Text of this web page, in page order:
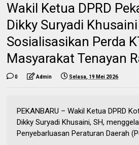
Wakil Ketua DPRD
Dikky Suryadi Khusaini
Sosialisasikan Perda
Masyarakat Tenayan
0 Admin Selasa, 19 Mei 2026
PEKANBARU – Wakil Ketua DPRD
Dikky Suryadi Khusaini, SH,
Penyebarluasan Peraturan Daerah